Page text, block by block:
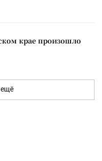
крае произошло